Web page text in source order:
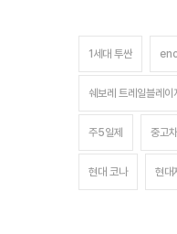
1세대 투싼
쉐보레 트레일블레이
주5일제 중고차
현대 코나 현대